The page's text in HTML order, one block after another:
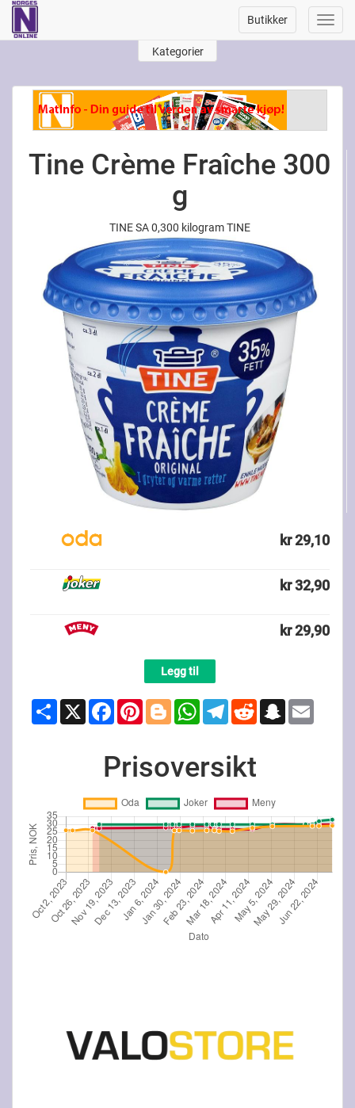
Butikker
Kategorier
Tine Crème Fraîche 300
g
TINE SA 0,300 kilogram TINE
kr 29,10
kr 32,90
kr 29,90
Legg til
Share X FacebookPinterestBloggerWhatsAppTelegramReddit Snapchat
Prisoversikt